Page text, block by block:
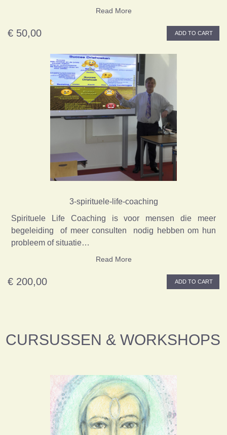
Read More
€ 50,00 ADD TO CART
3-spirituele-life-coaching
Spirituele Life Coaching is voor mensen die meer
begeleiding of meer consulten nodig hebben om hun
probleem of situatie…
Read More
€ 200,00 ADD TO CART
CURSUSSEN & WORKSHOPS